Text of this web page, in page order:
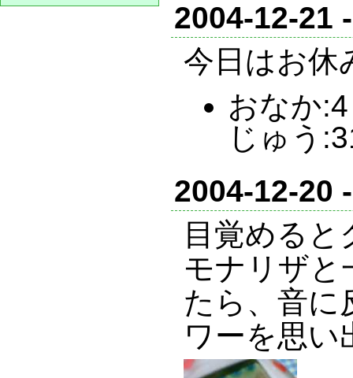
2004-12-21
今日はお休
おなか
じゅう
2004-12-20
目覚める
モナリザと
たら、音に
ワーを思い